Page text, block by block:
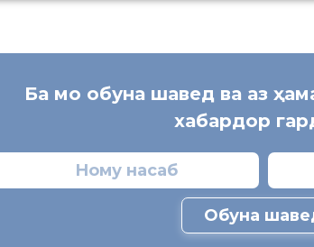
Ба мо обуна шавед ва аз
хабардор
Обуна